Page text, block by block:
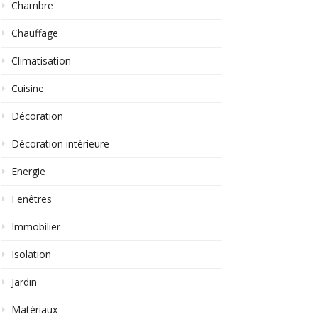
Chambre
Chauffage
Climatisation
Cuisine
Décoration
Décoration intérieure
Energie
Fenêtres
Immobilier
Isolation
Jardin
Matériaux